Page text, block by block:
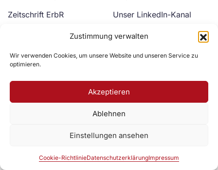
Zustimmung verwalten
Wir verwenden Cookies, um unsere Website und unseren Service zu
optimieren.
Akzeptieren
Ablehnen
Einstellungen ansehen
Cookie-RichtlinieDatenschutzerklärungImpressum
Zeitschrift ErbR
Unser LinkedIn-Kanal
Unser YouTube-Kanal
Zur DAV Webseite